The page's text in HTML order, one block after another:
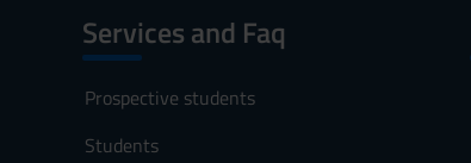
Services and Faq
Prospective students
Students